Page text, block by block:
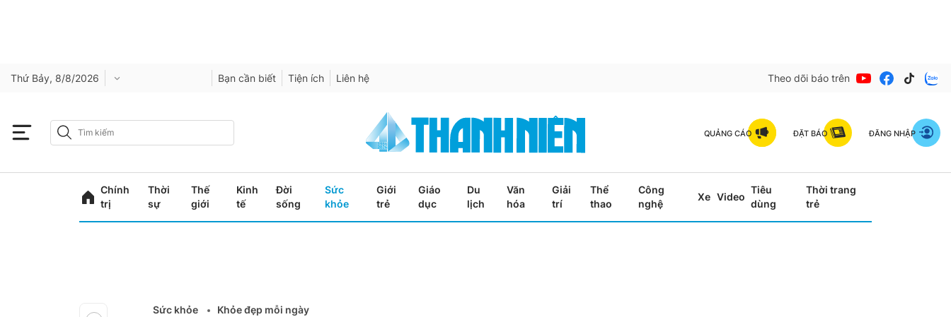
Thứ Bảy, 8/8/2026 Bạn cần biết Tiện ích Liên hệ Theo dõi báo trên
QUẢNG CÁO ĐẶT BÁO ĐĂNG NHẬP
Chính
trị
Thời
sự
Thế
giới
Kinh
tế
Đời
sống
Sức
khỏe
Giới
trẻ
Giáo
dục
Du
lịch
Văn
hóa
Giải
trí
Thể
thao
Công
nghệ
Xe Video
Tiêu
dùng
Thời trang
trẻ
Sức khỏe Khỏe đẹp mỗi ngày